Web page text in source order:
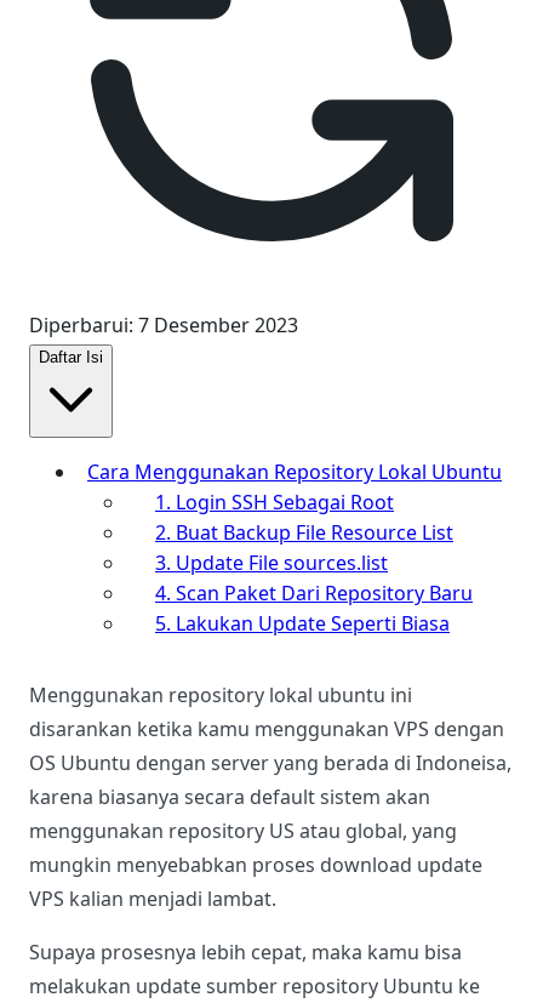
Diperbarui: 7 Desember 2023
Daftar Isi
Cara Menggunakan Repository Lokal Ubuntu
1. Login SSH Sebagai Root
2. Buat Backup File Resource List
3. Update File sources.list
4. Scan Paket Dari Repository Baru
5. Lakukan Update Seperti Biasa
Menggunakan repository lokal ubuntu ini
disarankan ketika kamu menggunakan VPS dengan
OS Ubuntu dengan server yang berada di Indoneisa,
karena biasanya secara default sistem akan
menggunakan repository US atau global, yang
mungkin menyebabkan proses download update
VPS kalian menjadi lambat.
Supaya prosesnya lebih cepat, maka kamu bisa
melakukan update sumber repository Ubuntu ke